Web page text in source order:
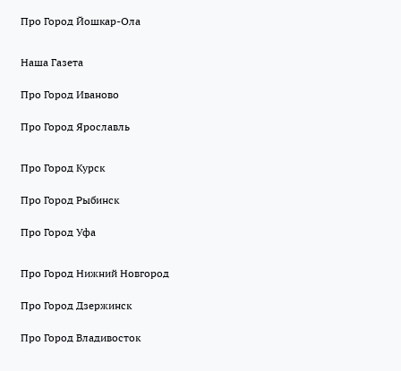
Про Город Йошкар-Ола
Наша Газета
Про Город Иваново
Про Город Ярославль
Про Город Курск
Про Город Рыбинск
Про Город Уфа
Про Город Нижний Новгород
Про Город Дзержинск
Про Город Владивосток